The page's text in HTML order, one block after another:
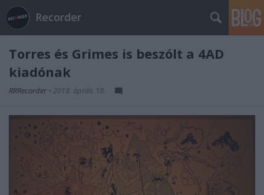
Recorder
Torres és Grimes is beszólt a 4AD
kiadónak
RRRecorder • 2018. április 18.